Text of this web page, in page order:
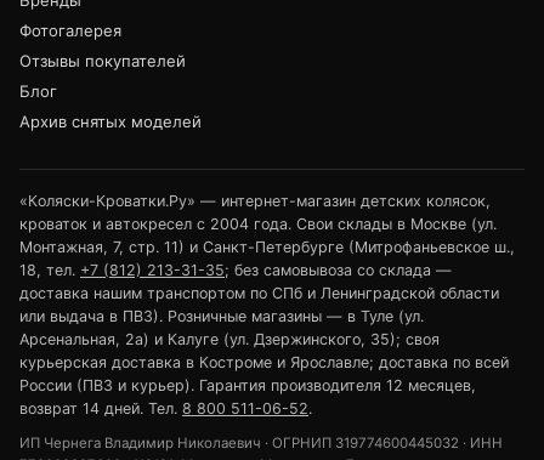
Фотогалерея
Отзывы покупателей
Блог
Архив снятых моделей
«Коляски-Кроватки.Ру» — интернет-магазин детских колясок,
кроваток и автокресел с 2004 года. Свои склады в Москве (ул.
Монтажная, 7, стр. 11) и Санкт-Петербурге (Митрофаньевское ш.,
18, тел. +7 (812) 213-31-35; без самовывоза со склада —
доставка нашим транспортом по СПб и Ленинградской области
или выдача в ПВЗ). Розничные магазины — в Туле (ул.
Арсенальная, 2а) и Калуге (ул. Дзержинского, 35); своя
курьерская доставка в Костроме и Ярославле; доставка по всей
России (ПВЗ и курьер). Гарантия производителя 12 месяцев,
возврат 14 дней. Тел. 8 800 511-06-52.
ИП Чернега Владимир Николаевич · ОГРНИП 319774600445032 · ИНН